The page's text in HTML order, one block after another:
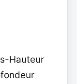
Hauteur